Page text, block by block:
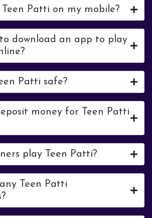
Patti on my mobile?
download an app to play
Patti safe?
money for Teen Patti
play Teen Patti?
Teen Patti